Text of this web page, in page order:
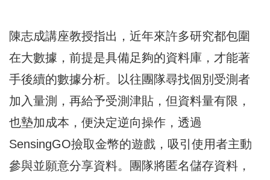
陳志成講座教授指出，近年來許多研究都包圍
在大數據，前提是具備足夠的資料庫，才能著
手後續的數據分析。以往團隊尋找個別受測者
加入量測，再給予受測津貼，但資料量有限，
也墊加成本，便決定逆向操作，透過
SensingGO撿取金幣的遊戲，吸引使用者主動
參與並願意分享資料。團隊將匿名儲存資料，